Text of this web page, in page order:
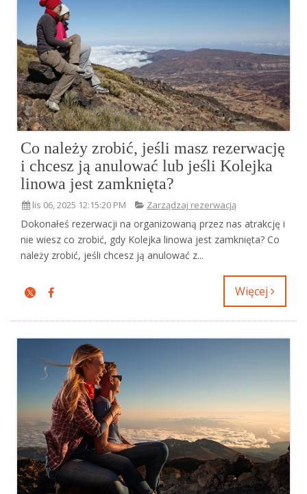
Co należy zrobić, jeśli masz rezerwację
i chcesz ją anulować lub jeśli Kolejka
linowa jest zamknięta?
lis 06, 2025 12:15:20 PM Zarządzaj rezerwacją
Dokonałeś rezerwacji na organizowaną przez nas atrakcję i
nie wiesz co zrobić, gdy Kolejka linowa jest zamknięta? Co
należy zrobić, jeśli chcesz ją anulować z...
Więcej